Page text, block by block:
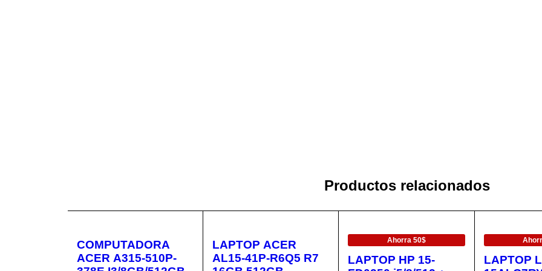
Productos relacionados
COMPUTADORA
ACER A315-510P-
LAPTOP ACER
AL15-41P-R6Q5 R7
Ahorra 50$
LAPTOP HP 15-
LAPTOP